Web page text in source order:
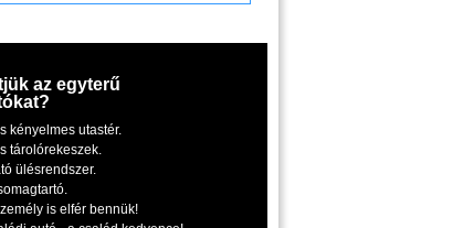
az egyterű
kényelmes utastér.
tárolórekeszek.
ülésrendszer.
is elfér bennük!